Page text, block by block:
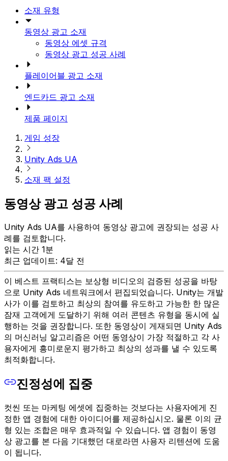
소재 유형
동영상 광고 소재
동영상 에셋 규격
동영상 광고 성공 사례
플레이어블 광고 소재
엔드카드 광고 소재
제품 페이지
게임 성장
Unity Ads UA
소재 팩 설정
동영상 광고 성공 사례
Unity Ads UA를 사용하여 동영상 광고에 권장되는 성공 사
례를 검토합니다.
읽는 시간 1분
최근 업데이트: 4달 전
이 베스트 프랙티스는 보상형 비디오의 검증된 성공을 바탕
으로 Unity Ads 네트워크에서 편집되었습니다. Unity는 개발
사가 이를 검토하고 최상의 참여를 유도하고 가능한 한 많은
잠재 고객에게 도달하기 위해 여러 콘텐츠 유형을 동시에 실
행하는 것을 권장합니다. 또한 동영상이 게재되면 Unity Ads
의 머신러닝 알고리즘은 어떤 동영상이 가장 적절하고 각 사
용자에게 흥미로운지 평가하고 최상의 성과를 낼 수 있도록
최적화합니다.
진정성에 집중
컷씬 또는 마케팅 에셋에 집중하는 것보다는 사용자에게 진
정한 앱 경험에 대한 아이디어를 제공하십시오. 물론 이의 균
형 있는 조합은 매우 효과적일 수 있습니다. 앱 경험이 동영
상 광고를 본 다음 기대했던 대로라면 사용자 리텐션에 도움
이 됩니다.